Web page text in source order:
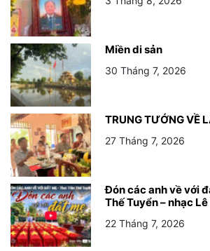
Miền di sản
30 Tháng 7, 2026
TRUNG TƯỚNG VỀ
27 Tháng 7, 2026
Đón các anh về với
Thế Tuyển – nhạc
22 Tháng 7, 2026